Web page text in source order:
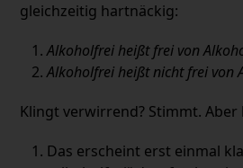
gleichzeitig hartnäckig:
Alkoholfrei heißt frei von
Alkoholfrei heißt nicht frei von
Klingt verwirrend? Stimmt.
Das erscheint erst einmal